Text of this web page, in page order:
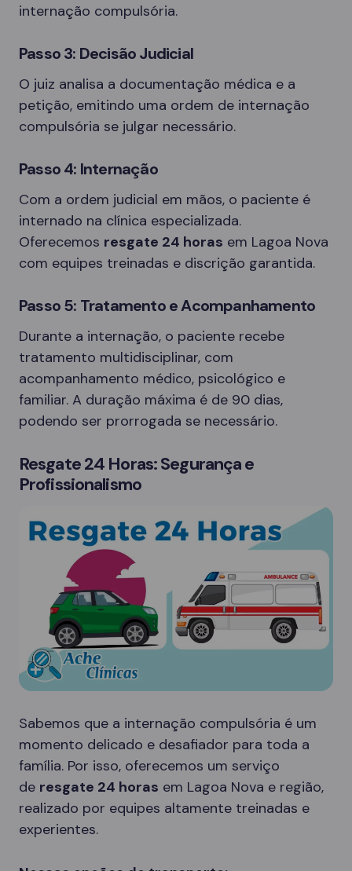
internação compulsória.
Passo 3: Decisão Judicial
O juiz analisa a documentação médica e a
petição, emitindo uma ordem de internação
compulsória se julgar necessário.
Passo 4: Internação
Com a ordem judicial em mãos, o paciente é
internado na clínica especializada.
Oferecemos resgate 24 horas em Lagoa Nova
com equipes treinadas e discrição garantida.
Passo 5: Tratamento e Acompanhamento
Durante a internação, o paciente recebe
tratamento multidisciplinar, com
acompanhamento médico, psicológico e
familiar. A duração máxima é de 90 dias,
podendo ser prorrogada se necessário.
Resgate 24 Horas: Segurança e
Profissionalismo
Sabemos que a internação compulsória é um
momento delicado e desafiador para toda a
família. Por isso, oferecemos um serviço
de resgate 24 horas em Lagoa Nova e região,
realizado por equipes altamente treinadas e
experientes.